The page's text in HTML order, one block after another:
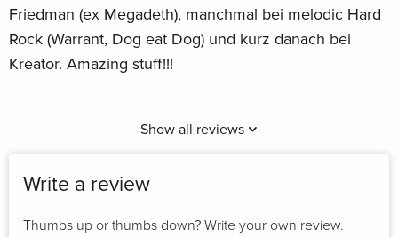
Friedman (ex Megadeth), manchmal bei melodic Hard
Rock (Warrant, Dog eat Dog) und kurz danach bei
Kreator. Amazing stuff!!!
Show all reviews
Write a review
Thumbs up or thumbs down? Write your own review.